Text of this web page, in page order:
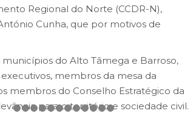
Regional do Norte (CCDR-N),
Cunha, que por motivos de
do Alto Tâmega e Barroso,
membros da mesa da
membros do Conselho Estratégico da
para o território e sociedade civil.